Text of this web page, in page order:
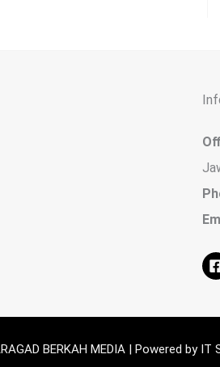
BERKAH MEDIA | Powered by IT